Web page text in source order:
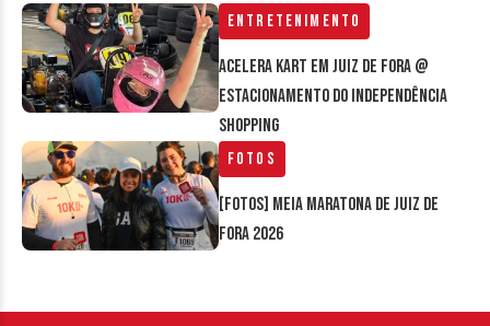
Entretenimento
Acelera Kart em Juiz de Fora @
estacionamento do Independência
Shopping
Fotos
[FOTOS] Meia Maratona de Juiz de
Fora 2026